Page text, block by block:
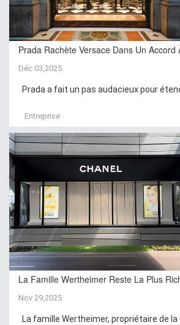
Prada Rachète Versace Dans Un
Déc 03,2025
Prada a fait un pas audacieux pour
Entreprise
La Famille Wertheimer Reste La Plus
Nov 29,2025
La famille Wertheimer, propriétaire de